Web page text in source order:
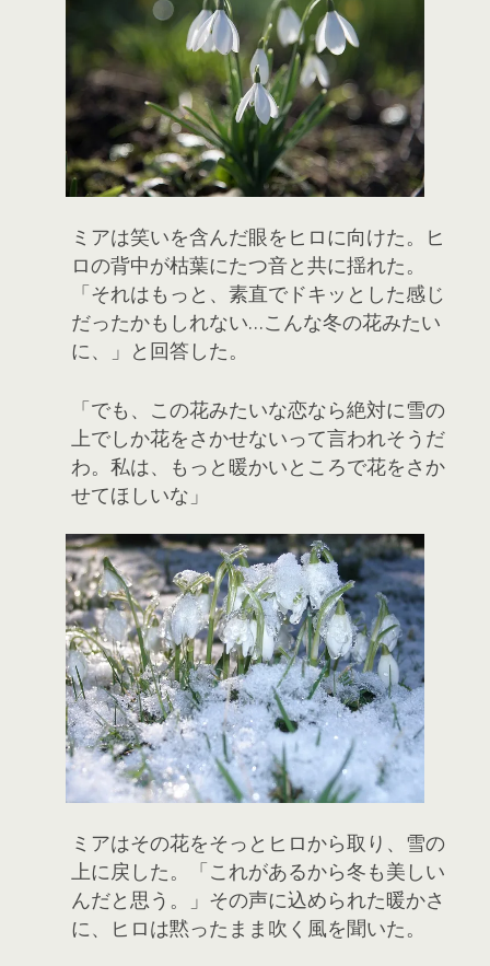
ミアは笑いを含んだ眼をヒロに向けた。ヒ
ロの背中が枯葉にたつ音と共に揺れた。
「それはもっと、素直でドキッとした感じ
だったかもしれない…こんな冬の花みたい
に、」と回答した。
「でも、この花みたいな恋なら絶対に雪の
上でしか花をさかせないって言われそうだ
わ。私は、もっと暖かいところで花をさか
せてほしいな」
ミアはその花をそっとヒロから取り、雪の
上に戻した。「これがあるから冬も美しい
んだと思う。」その声に込められた暖かさ
に、ヒロは黙ったまま吹く風を聞いた。